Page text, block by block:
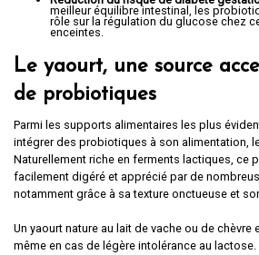
meilleur équilibre intestinal, les
rôle sur la régulation du glucose chez
enceintes.
Le yaourt, une source
de probiotiques
Parmi les supports alimentaires les plus
intégrer des probiotiques à son alimentation,
Naturellement riche en ferments lactiques, ce
facilement digéré et apprécié par de
notamment grâce à sa texture onctueuse et
Un yaourt nature au lait de vache ou de chèvre
même en cas de légère intolérance au